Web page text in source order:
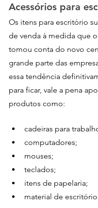
Acessórios para
Os itens para escritório
de venda à medida que
tomou conta do novo
grande parte das
essa tendência
para ficar, vale a pena
produtos como:
cadeiras para
computadores;
mouses;
teclados;
itens de papelaria;
material de